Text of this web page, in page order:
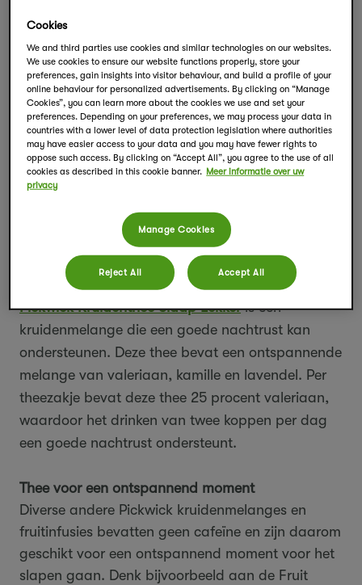
Moment van rust
Een moment van rust voor het slapen gaan is
belangrijk. Probeer je even te ontspannen en de
drukte van alledag te vergeten. Een kop warme
thee kan daarbij helpen. Pickwick heeft
verschillende theevariaties en kruidenmelanges
die je helpen te ontspannen en je nachtrust
Slaap lekker
Pickwick Kruidenthee Slaap Lekkeris een
kruidenmelange die een goede nachtrust kan
ondersteunen. Deze thee bevat een ontspannende
melange van valeriaan, kamille en lavendel. Per
theezakje bevat deze thee 25 procent valeriaan,
waardoor het drinken van twee koppen per dag
een goede nachtrust ondersteunt.
Thee voor een ontspannend moment
Diverse andere Pickwick kruidenmelanges en
fruitinfusies bevatten geen cafeïne en zijn daarom
geschikt voor een ontspannend moment voor het
slapen gaan. Denk bijvoorbeeld aan de Fruit
Cookies
We and third parties use cookies and similar technologies on our websites.
We use cookies to ensure our website functions properly, store your
preferences, gain insights into visitor behaviour, and build a profile of your
online behaviour for personalized advertisements. By clicking on “Manage
Cookies”, you can learn more about the cookies we use and set your
preferences. Depending on your preferences, we may process your data in
countries with a lower level of data protection legislation where authorities
may have easier access to your data and you may have fewer rights to
oppose such access. By clicking on “Accept All”, you agree to the use of all
cookies as described in this cookie banner. Meer informatie over uw
privacy
Manage Cookies
Reject All Accept All